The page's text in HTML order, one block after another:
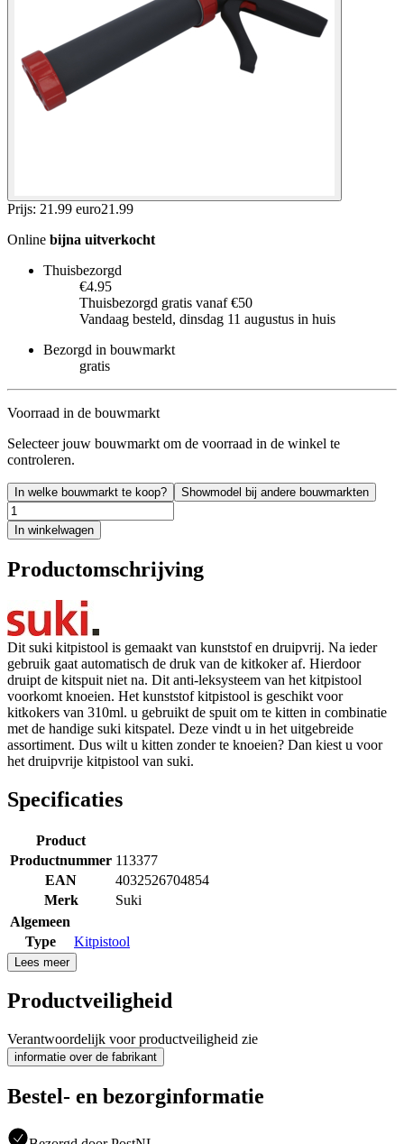
Prijs: 21.99 euro21 .99
Online bijna uitverkocht
Thuisbezorgd
€4.95
Thuisbezorgd gratis vanaf €50
Vandaag besteld, dinsdag 11 augustus in huis
Bezorgd in bouwmarkt
gratis
Voorraad in de bouwmarkt
Selecteer jouw bouwmarkt om de voorraad in de winkel te
controleren.
In welke bouwmarkt te koop? Showmodel bij andere bouwmarkten
In winkelwagen
Productomschrijving
Dit suki kitpistool is gemaakt van kunststof en druipvrij. Na ieder
gebruik gaat automatisch de druk van de kitkoker af. Hierdoor
druipt de kitspuit niet na. Dit anti-leksysteem van het kitpistool
voorkomt knoeien. Het kunststof kitpistool is geschikt voor
kitkokers van 310ml. u gebruikt de spuit om te kitten in combinatie
met de handige suki kitspatel. Deze vindt u in het uitgebreide
assortiment. Dus wilt u kitten zonder te knoeien? Dan kiest u voor
het druipvrije kitpistool van suki.
Specificaties
Product
Productnummer 113377
EAN
4032526704854
Merk
Suki
Algemeen
Type
Kitpistool
Lees meer
Productveiligheid
Verantwoordelijk voor productveiligheid zie
informatie over de fabrikant
Bestel- en bezorginformatie